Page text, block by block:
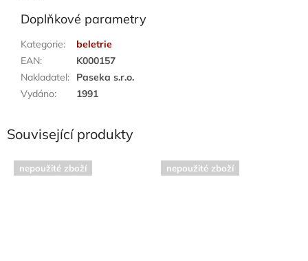
Doplňkové parametry
Kategorie:
beletrie
EAN:
K000157
Nakladatel:
Paseka s.r.o.
Vydáno: 1991
Související produkty
nepoužité zboží nepoužité zboží